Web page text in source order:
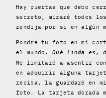
Hay puertas que debo
secreto, miraré todos
rendija por si en algún
Pondré tu foto en mi
el mundo. Qué linda es,
Me limitaré a asentir
en adquirir alguna
reciba, la guardaré en
foto. La tarjeta dorada